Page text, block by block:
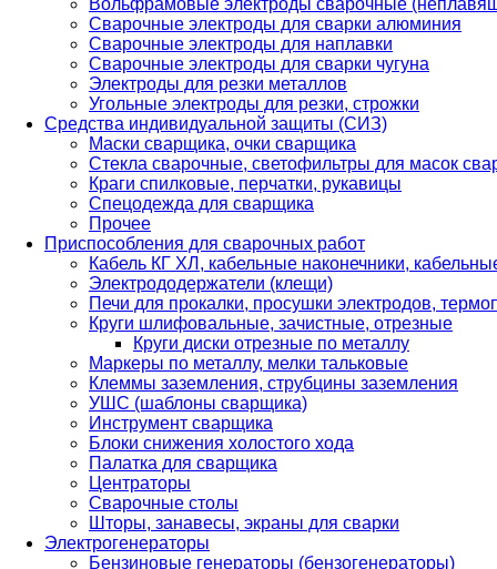
Вольфрамовые электроды сварочные
Сварочные электроды для сварки алюминия
Сварочные электроды для наплавки
Сварочные электроды для сварки чугуна
Электроды для резки металлов
Угольные электроды для резки, строжки
Средства индивидуальной защиты (СИЗ)
Маски сварщика, очки сварщика
Стекла сварочные, светофильтры для масок
Краги спилковые, перчатки, рукавицы
Спецодежда для сварщика
Прочее
Приспособления для сварочных работ
Кабель КГ ХЛ, кабельные наконечники,
Электрододержатели (клещи)
Печи для прокалки, просушки электродов,
Круги шлифовальные, зачистные, отрезные
Круги диски отрезные по металлу
Маркеры по металлу, мелки тальковые
Клеммы заземления, струбцины заземления
УШС (шаблоны сварщика)
Инструмент сварщика
Блоки снижения холостого хода
Палатка для сварщика
Центраторы
Сварочные столы
Шторы, занавесы, экраны для сварки
Электрогенераторы
Бензиновые генераторы (бензогенераторы)